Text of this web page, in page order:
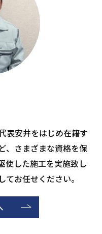
表安井をはじめ在籍す
、さまざまな資格を保
使した施工を実施致し
お任せください。